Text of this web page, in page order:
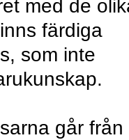
med de
färdiga
som inte
går från